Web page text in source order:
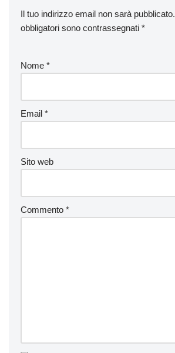
Il tuo indirizzo email non sarà pubblicato.
obbligatori sono contrassegnati *
Nome *
Email *
Sito web
Commento *